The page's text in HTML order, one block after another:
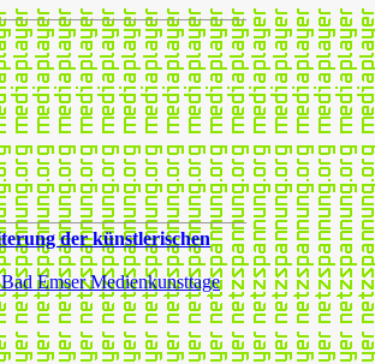
der künstlerischen
Emser Medienkunsttage